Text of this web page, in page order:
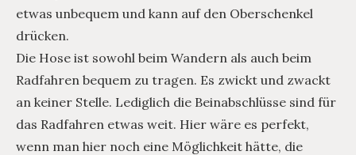
etwas unbequem und kann auf den Oberschenkel
drücken.
Die Hose ist sowohl beim Wandern als auch beim
Radfahren bequem zu tragen. Es zwickt und zwackt
an keiner Stelle. Lediglich die Beinabschlüsse sind für
das Radfahren etwas weit. Hier wäre es perfekt,
wenn man hier noch eine Möglichkeit hätte, die